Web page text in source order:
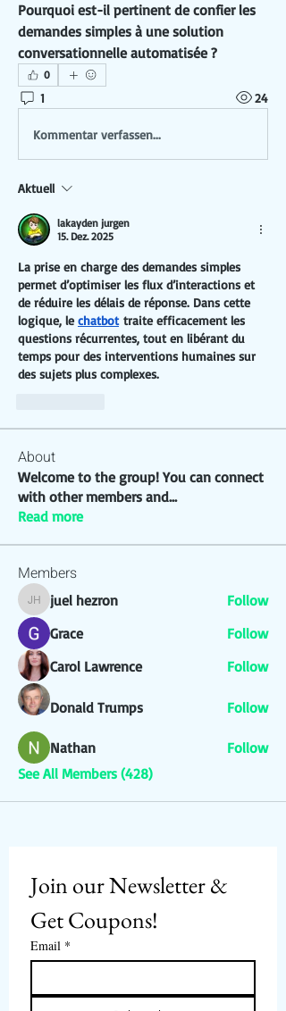
Pourquoi est-il pertinent de confier les
demandes simples à une solution
conversationnelle automatisée ?
0
1 24
Kommentar verfassen...
Aktuell
lakayden jurgen
15. Dez. 2025
La prise en charge des demandes simples
permet d’optimiser les flux d’interactions et
de réduire les délais de réponse. Dans cette
logique, le chatbot traite efficacement les
questions récurrentes, tout en libérant du
temps pour des interventions humaines sur
des sujets plus complexes.
About
Welcome to the group! You can connect
with other members and...
Read more
Members
juel hezron
juel hezron
Follow
Grace
Follow
Carol Lawrence
Follow
Donald Trumps Follow
Nathan
Follow
See All Members (428)
Join our Newsletter &
Get Coupons!
Email *